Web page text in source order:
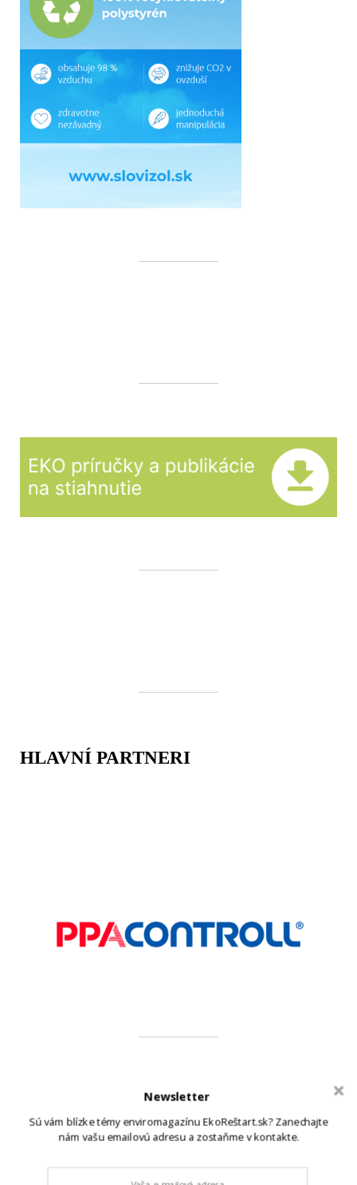
HLAVNÍ PARTNERI
Newsletter
Sú vám blízke témy enviromagazínu EkoReštart.sk? Zanechajte
nám vašu emailovú adresu a zostaňme v kontakte.